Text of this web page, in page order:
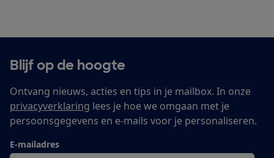
Blijf op de hoogte
Ontvang nieuws, acties en tips in je mailbox. In onze
privacyverklaring lees je hoe we omgaan met je
persoonsgegevens en e-mails voor je personaliseren.
E-mailadres